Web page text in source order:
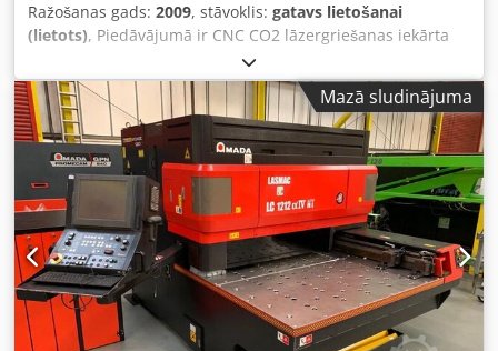
Ražošanas gads: 2009, stāvoklis: gatavs lietošanai
(lietots), Piedāvājumā ir CNC CO2 lāzergriešanas iekārta
Amada ar automatizētu LKI noliktavas sistēmu. 1) Lāzera
jauda: 4 kW (4000 W), pārvietošanās ceļi X/Y/Z: 3100
mm/1550 mm/100 mm, maksimālā galda slodze: 920 kg,
maksimālais materiāla biezums tēraudam/nerūsošajam
tēraudam/alumīnijam: 20 mm/12 mm/10 mm, iekārtas
izmēri X/Y/Z: apm. 10000 mm/4300 mm/2100 mm, svars:
apm. 11000 kg. 2) Paletes: 8, griešanas paletes: 2,
izejmateriāls: 2/3, izkraušana: 4/3, maksimālais
izkraušanas augstums: 2200 mm, maksimālie materiāla
izmēri X/Y: 3050 mm/1525 mm, minimālais lokšņu izmērs:
2000 mm/1000 mm, augstums: 5400 mm. Ir pieejama
dokumentācija. Iespējama apskate uz vietas. Dkedpfx Anev
Rp S Sodsr
Mazā sludinājuma